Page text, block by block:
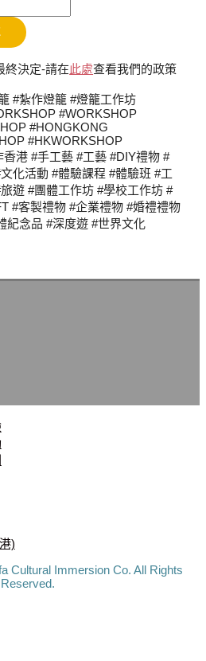
終決定-請在此處查看我們的政策
#紮作燈籠 #燈籠工作坊
#WORKSHOP
#HONGKONG
#HKWORKSHOP
港 #手工藝 #工藝 #DIY禮物 #
化活動 #體驗課程 #體驗班 #工
遊 #團體工作坊 #學校工作坊 #
#客製禮物 #企業禮物 #婚禮禮物
紀念品 #深度遊 #世界文化
)
Cultural Immersion Co. All Rights
Reserved.